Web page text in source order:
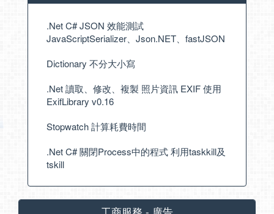
.Net C# JSON 效能測試
JavaScriptSerializer、Json.NET、fastJSON
Dictionary 不分大小寫
.Net 讀取、修改、複製 照片資訊 EXIF 使用
ExifLibrary v0.16
Stopwatch 計算耗費時間
.Net C# 關閉Process中的程式 利用taskkill及
tskill